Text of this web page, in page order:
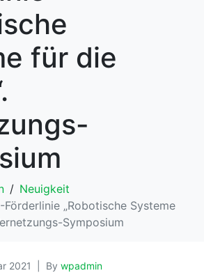
für die
Neuigkeit
Förderlinie „Robotische Systeme
Symposium
2021 By wpadmin